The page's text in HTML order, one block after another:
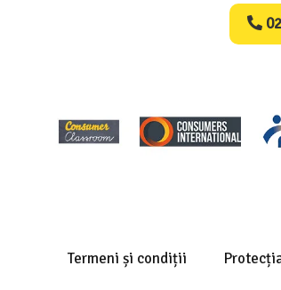
Termeni și condiții